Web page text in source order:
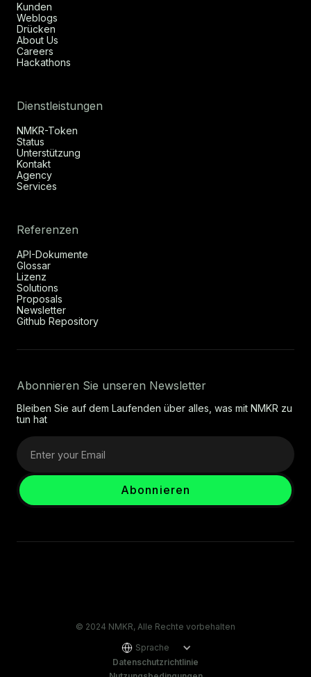
Kunden
Weblogs
Drücken
About Us
Careers
Hackathons
Dienstleistungen
NMKR-Token
Status
Unterstützung
Kontakt
Agency
Services
Referenzen
API-Dokumente
Glossar
Lizenz
Solutions
Proposals
Newsletter
Github Repository
Abonnieren Sie unseren Newsletter
Bleiben Sie auf dem Laufenden über alles, was mit NMKR zu
tun hat
© 2024 NMKR, Alle Rechte vorbehalten
Sprache
Datenschutzrichtlinie